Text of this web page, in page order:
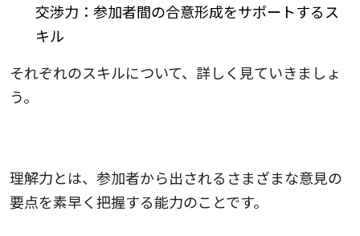
交渉力：参加者間の合意形成をサポートするス
キル
それぞれのスキルについて、詳しく見ていきましょ
う。
理解力とは、参加者から出されるさまざまな意見の
要点を素早く把握する能力のことです。